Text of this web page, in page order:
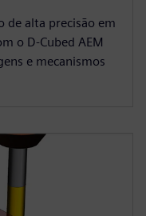
de alta precisão em
o D-Cubed AEM
e mecanismos